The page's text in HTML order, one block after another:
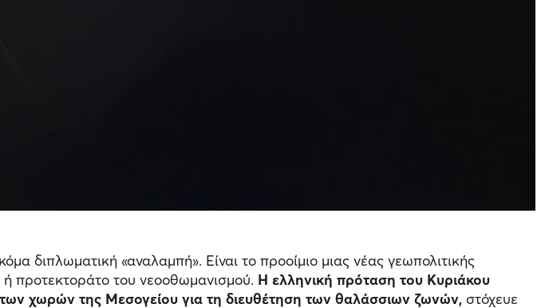
διπλωματική «αναλαμπή». Είναι το προοίμιο μιας νέας γεωπολιτικής
προτεκτοράτο του νεοοθωμανισμού. Η ελληνική πρόταση του Κυριάκου
χωρών της Μεσογείου για τη διευθέτηση των θαλάσσιων ζωνών, στόχευε